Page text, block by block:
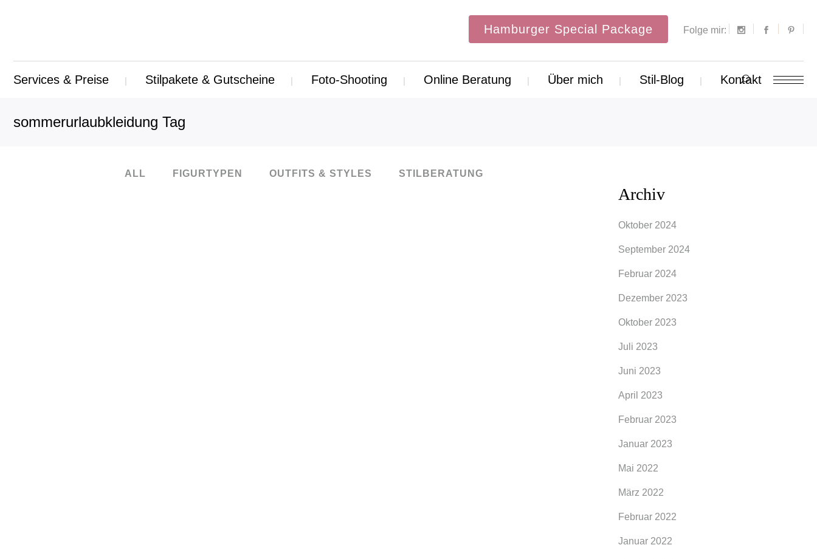
Hamburger Special Package Folge mir:
Services & Preise Stilpakete & Gutscheine Foto-Shooting Online Beratung Über mich Stil-Blog Kontakt
sommerurlaubkleidung Tag
ALL FIGURTYPEN OUTFITS & STYLES STILBERATUNG
Archiv
Oktober 2024
September 2024
Februar 2024
Dezember 2023
Oktober 2023
Juli 2023
Juni 2023
April 2023
Februar 2023
Januar 2023
Mai 2022
März 2022
Februar 2022
Januar 2022